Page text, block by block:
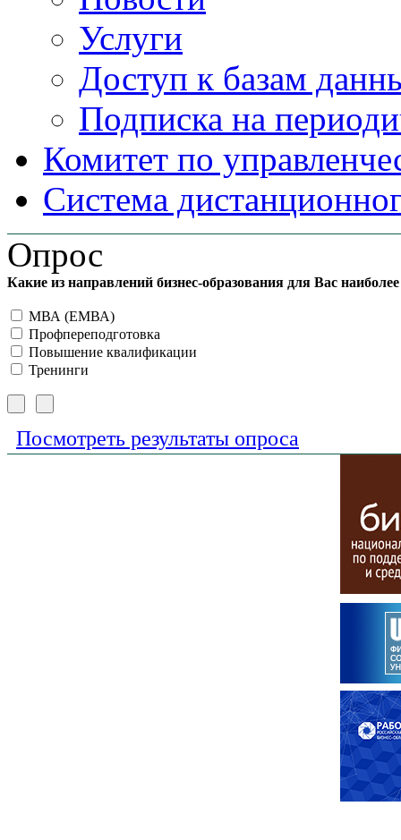
Услуги
Доступ к базам
Подписка на
Комитет по
Система
Опрос
Какие из направлений бизнес-образования для Вас
МВА (ЕМВА)
Профпереподготовка
Повышение квалификации
Тренинги
Посмотреть результаты опроса